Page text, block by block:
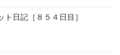
ト日記［８５４日目］